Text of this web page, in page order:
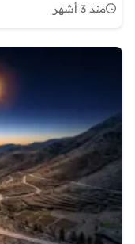
منذ 3 أشهر